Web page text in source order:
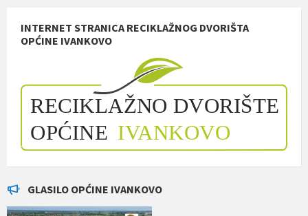
INTERNET STRANICA RECIKLAŽNOG DVORIŠTA
OPĆINE IVANKOVO
GLASILO OPĆINE IVANKOVO